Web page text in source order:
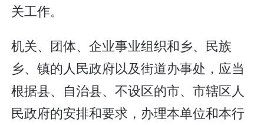
关工作。
机关、团体、企业事业组织和乡、民族
乡、镇的人民政府以及街道办事处，应当
根据县、自治县、不设区的市、市辖区人
民政府的安排和要求，办理本单位和本行